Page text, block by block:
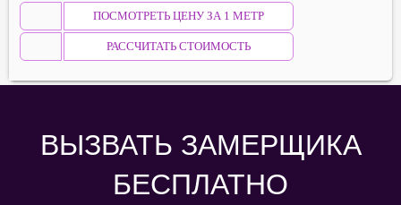
ПОСМОТРЕТЬ ЦЕНУ ЗА 1 МЕТР
РАССЧИТАТЬ СТОИМОСТЬ
ВЫЗВАТЬ ЗАМЕРЩИКА
БЕСПЛАТНО